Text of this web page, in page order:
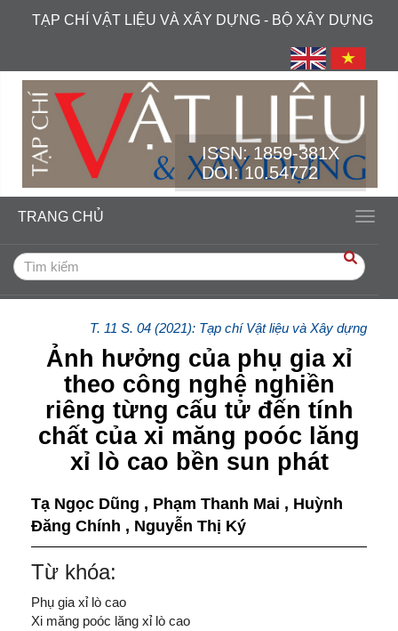
##plugins.themes.academic_free.accessible_menu.label##
##plugins.themes.academic_free.accessible_menu.sidebar##
TẠP CHÍ VẬT LIỆU VÀ XÂY DỰNG - BỘ XÂY DỰNG
ISSN:1859-381X
DOI: 10.54772
TRANG CHỦ
T. 11 S. 04 (2021): Tạp chí Vật liệu và Xây dựng
Ảnh hưởng của phụ gia xỉ
theo công nghệ nghiền
riêng từng cấu tử đến tính
chất của xi măng poóc lăng
xỉ lò cao bền sun phát
Tạ Ngọc Dũng , Phạm Thanh Mai , Huỳnh
Đăng Chính , Nguyễn Thị Ký
Từ khóa:
Phụ gia xỉ lò cao
Xi măng poóc lăng xỉ lò cao